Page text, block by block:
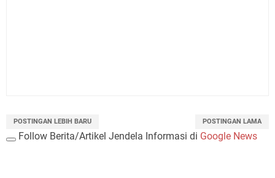
POSTINGAN LEBIH BARU POSTINGAN LAMA
Follow Berita/Artikel Jendela Informasi di Google News